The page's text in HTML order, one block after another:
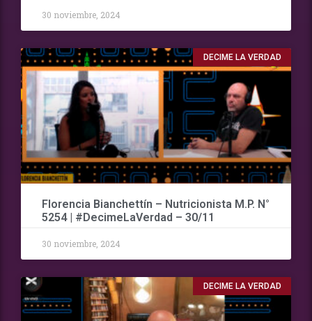
30 noviembre, 2024
DECIME LA VERDAD
Florencia Bianchettín – Nutricionista M.P. N°
5254 | #DecimeLaVerdad – 30/11
30 noviembre, 2024
DECIME LA VERDAD